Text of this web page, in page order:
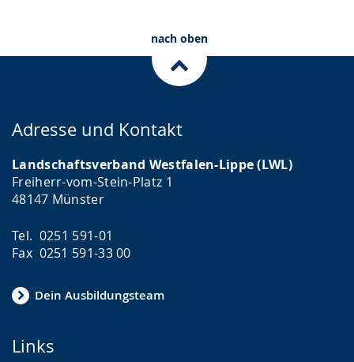
nach oben
Adresse und Kontakt
Landschaftsverband Westfalen-Lippe (LWL)
Freiherr-vom-Stein-Platz 1
48147 Münster
Tel. 0251 591-01
Fax 0251 591-33 00
Dein Ausbildungsteam
Links